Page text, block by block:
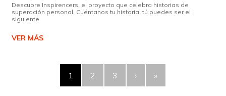
Descubre Inspirencers, el proyecto que celebra historias de
superación personal. Cuéntanos tu historia, tú puedes ser el
siguiente.
VER MÁS
1 2 3 › »